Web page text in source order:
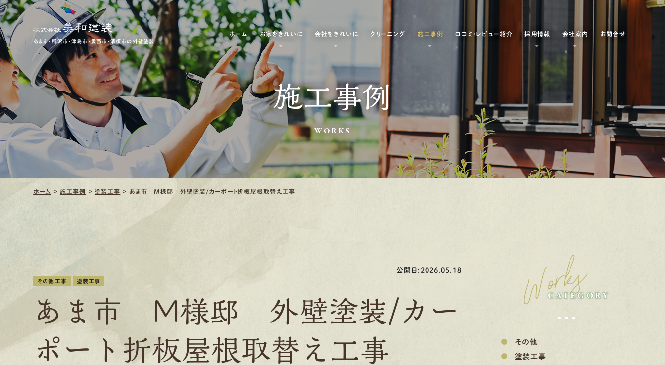
あま市・稲沢市・津島市・愛西市・清須市の外壁塗装
ホーム お家をきれいに 会社をきれいに クリーニング 施工事例 口コミ・レビュー紹介 採用情報 会社案内 お問合せ
施工事例
WORKS
ホーム > 施工事例 > 塗装工事 > あま市 M様邸 外壁塗装/カーポート折板屋根取替え工事
公開日:2026.05.18
その他工事 塗装工事
あま市 M様邸 外壁塗装/カー
ポート折板屋根取替え工事
Works
CATEGORY
その他
塗装工事